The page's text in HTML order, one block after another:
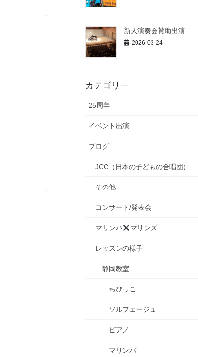
新人演奏会賛助出演
2026-03-24
カテゴリー
25周年
イベント出演
ブログ
JCC（日本の子どもの合唱団）
その他
コンサート/発表会
マリンバ マリンズ
レッスンの様子
静岡教室
ちびっこ
ソルフェージュ
ピアノ
マリンバ